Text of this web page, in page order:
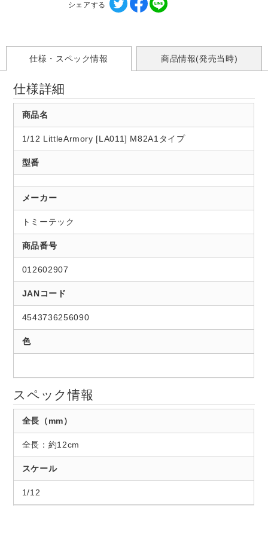
シェアする
仕様・スペック情報 商品情報(発売当時)
仕様詳細
商品名
1/12 LittleArmory [LA011] M82A1タイプ
型番
メーカー
トミーテック
商品番号
012602907
JANコード
4543736256090
色
スペック情報
全長（mm）
全長：約12cm
スケール
1/12